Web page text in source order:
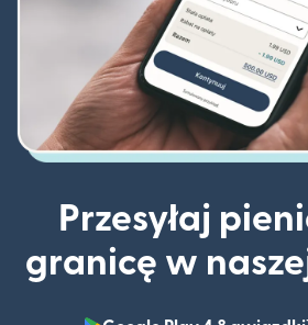
Przesyłaj
granicę w